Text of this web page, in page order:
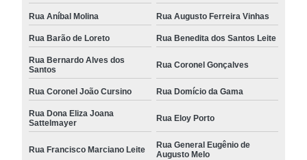
Rua Aníbal Molina Rua Augusto Ferreira Vinhas
Rua Barão de Loreto Rua Benedita dos Santos Leite
Rua Bernardo Alves dos
Santos
Rua Coronel Gonçalves
Rua Coronel João Cursino Rua Domício da Gama
Rua Dona Eliza Joana
Sattelmayer
Rua Eloy Porto
Rua Francisco Marciano Leite
Rua General Eugênio de
Augusto Melo